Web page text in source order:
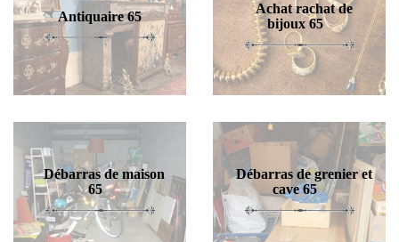
Antiquaire 65
Achat rachat de
bijoux 65
Débarras de maison
65
Débarras de grenier et
cave 65